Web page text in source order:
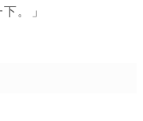
。」